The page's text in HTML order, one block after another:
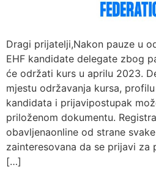
Dragi prijatelji,Nakon pauze u
EHF kandidate delegate zbog
će održati kurs u aprilu 2023.
mjestu održavanja kursa,
kandidata i prijavipostupak
priloženom dokumentu.
obavljenaonline od strane
zainteresovana da se prijavi za
[…]